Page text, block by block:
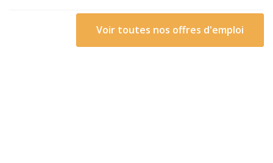
Voir toutes nos offres d'emploi